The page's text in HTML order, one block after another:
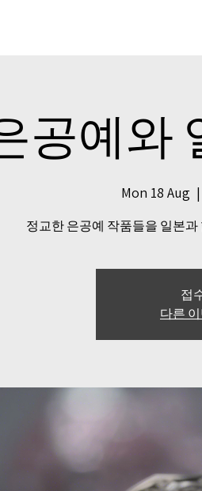
공예와
Mon 18 Aug
  |
정교한 은공예 작품들을 일본
접
다른